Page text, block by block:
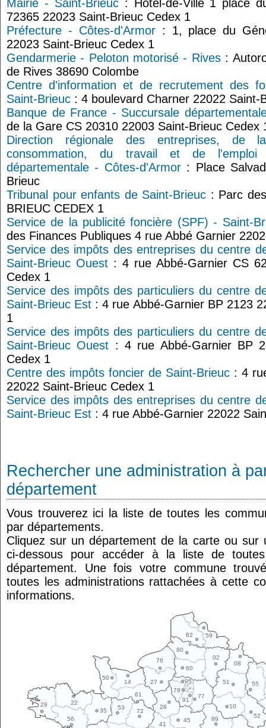
Mairie - Saint-Brieuc: Hôtel-de-Ville 1 place
72365 22023 Saint-Brieuc Cedex 1
Préfecture - Côtes-d'Armor: 1, place du
22023 Saint-Brieuc Cedex 1
Gendarmerie - Peloton motorisé - Rives:
de Rives 38690 Colombe
Centre d'information et de recrutement des
Saint-Brieuc : 4 boulevard Charner 22022 Saint-
Banque de France - Succursale
de la Gare CS 20310 22003 Saint-Brieuc Cedex
Direction régionale des entreprises, de
consommation, du travail et de l'emploi
départementale - Côtes-d'Armor: Place
Brieuc
Tribunal pour enfants de Saint-Brieuc : Parc
BRIEUC CEDEX 1
Service de la publicité foncière (SPF) - Saint-
des Finances Publiques 4 rue Abbé Garnier
Service des impôts des entreprises du centre
Saint-Brieuc Ouest : 4 rue Abbé-Garnier CS
Cedex 1
Service des impôts des particuliers du centre
Saint-Brieuc Est : 4 rue Abbé-Garnier BP 2123
1
Service des impôts des particuliers du centre
Saint-Brieuc Ouest : 4 rue Abbé-Garnier BP
Cedex 1
Centre des impôts foncier de Saint-Brieuc : 4
22022 Saint-Brieuc Cedex 1
Service des impôts des entreprises du centre
Saint-Brieuc Est : 4 rue Abbé-Garnier 22022
Rechercher une administration à
département
Vous trouverez ici la liste de toutes les
par départements.
Cliquez sur un département de la carte ou sur
ci-dessous pour accéder à la liste de
département. Une fois votre commune
toutes les administrations rattachées à cette
informations.
10
14
22
27
28
29
35
41
45
50
51
52
53
55
56
59
60
61
62
02
08
72
76
77
78
80
89
91
95